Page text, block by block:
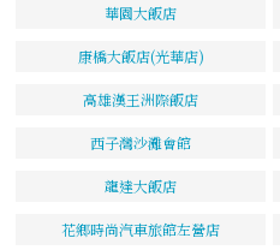
華園大飯店
康橋大飯店(光華店)
高雄漢王洲際飯店
西子灣沙灘會館
龍達大飯店
花鄉時尚汽車旅館左營店